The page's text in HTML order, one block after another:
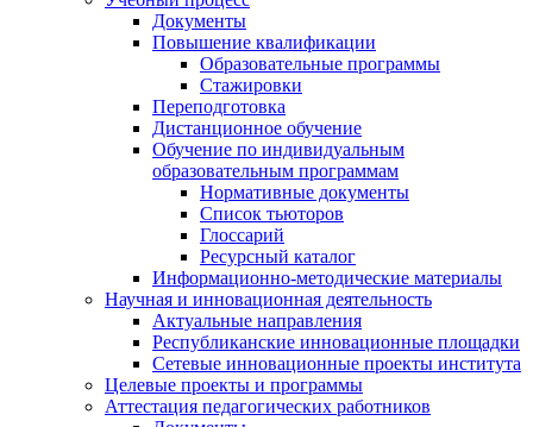
Документы
Повышение квалификации
Образовательные программы
Стажировки
Переподготовка
Дистанционное обучение
Обучение по индивидуальным
образовательным программам
Нормативные документы
Список тьюторов
Глоссарий
Ресурсный каталог
Информационно-методические материалы
Научная и инновационная деятельность
Актуальные направления
Республиканские инновационные площадки
Сетевые инновационные проекты института
Целевые проекты и программы
Аттестация педагогических работников